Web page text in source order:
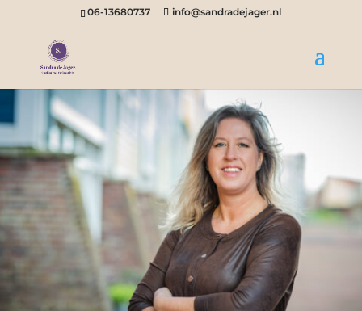
06-13680737 info@sandradejager.nl